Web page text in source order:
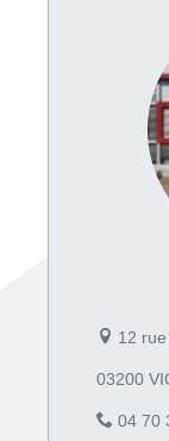
12 rue
03200
04 70